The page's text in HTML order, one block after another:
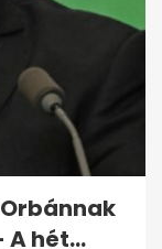
Andrea
hét...